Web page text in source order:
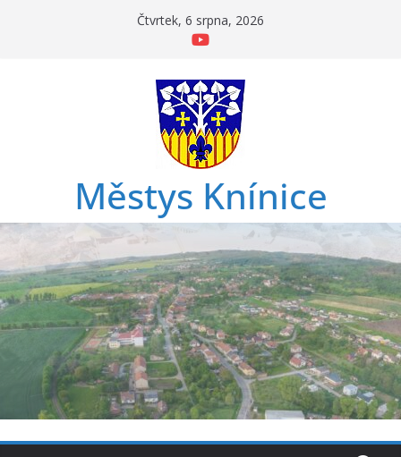
Čtvrtek, 6 srpna, 2026
Městys Knínice